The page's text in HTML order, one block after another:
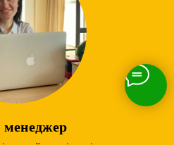
менеджер